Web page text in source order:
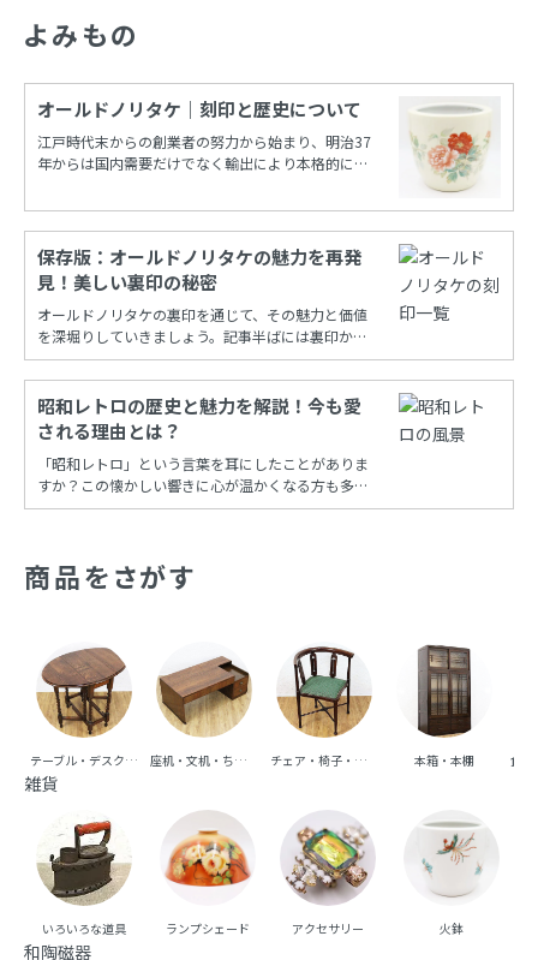
よみもの
オールドノリタケ｜刻印と歴史について
江戸時代末からの創業者の努力から始まり、明治37
年からは国内需要だけでなく輸出により本格的に栄
保存版：オールドノリタケの魅力を再発
見！美しい裏印の秘密
オールドノリタケの裏印を通じて、その魅力と価値
を深堀りしていきましょう。記事半ばには裏印から
年代を調べることができる保存版一覧もあります！
昭和レトロの歴史と魅力を解説！今も愛
される理由とは？
「昭和レトロ」という言葉を耳にしたことがありま
すか？この懐かしい響きに心が温かくなる方も多い
でしょう。昭和時代の風情を再現し、今も多くの
す。
商品をさがす
テーブル・デスク・机 座机・文机・ちゃぶ台 チェア・椅子・ベンチ・ソファ 本箱・本棚 食器
雑貨
いろいろな道具 ランプシェード アクセサリー 火鉢
和陶磁器